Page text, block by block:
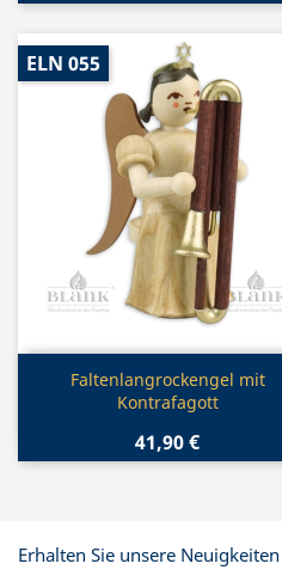
Vorschau
Faltenlangrockengel mit
Kontrafagott
41,90 €
ELN 055
Erhalten Sie unsere